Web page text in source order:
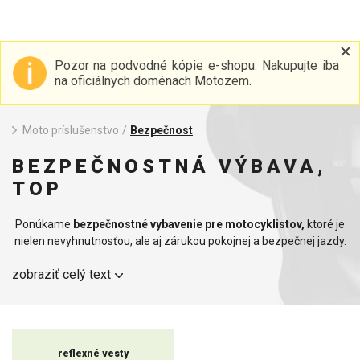
Pozor na podvodné kópie e-shopu. Nakupujte iba
na oficiálnych doménach Motozem.
Moto príslušenstvo / Bezpečnost
BEZPEČNOSTNÁ VÝBAVA,
TOP
Ponúkame bezpečnostné vybavenie pre motocyklistov, ktoré je
nielen nevyhnutnosťou, ale aj zárukou pokojnej a bezpečnej jazdy.
bezpečnosti na cestách, či už sa chystáte na krátku jazdu alebo
zníženej viditeľnosti. Sú vyrobené z vysoko odolného materiálu,
zobraziť celý text
reflexné vesty